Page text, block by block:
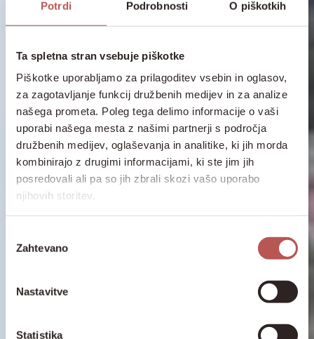
Potrdi Podrobnosti O piškotkih
Ta spletna stran vsebuje piškotke
Piškotke uporabljamo za prilagoditev vsebin in oglasov,
za zagotavljanje funkcij družbenih medijev in za analize
našega prometa. Poleg tega delimo informacije o vaši
uporabi našega mesta z našimi partnerji s področja
družbenih medijev, oglaševanja in analitike, ki jih morda
kombinirajo z drugimi informacijami, ki ste jim jih
posredovali ali pa so jih zbrali skozi vašo uporabo
njihovih storitev.
soglasja
Zahtevano
Nastavitve
Statistika